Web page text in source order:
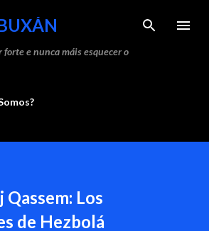
ao contido principal
forte e nunca máis esquecer o
Qassem: Los
de Hezbolá